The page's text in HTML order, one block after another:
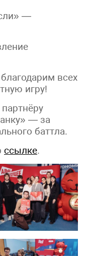
—
всех
игру!
— за
баттла.
ссылке.